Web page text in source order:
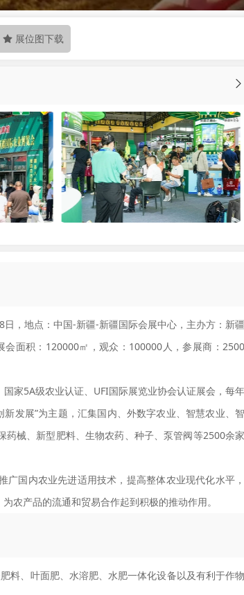
展位图下载
，地点：中国-新疆-新疆国际会展中心，主办方：新疆
面积：120000㎡，观众：100000人，参展商：2500
家5A级农业认证、UFI国际展览业协会认证展会，每年
发展”为主题，汇集国内、外数字农业、智慧农业、智
械、新型肥料、生物农药、种子、泵管阀等2500余家
国内农业先进适用技术，提高整体农业现代化水平，
农产品的流通和贸易合作起到积极的推动作用。
料、叶面肥、水溶肥、水肥一体化设备以及有利于作物